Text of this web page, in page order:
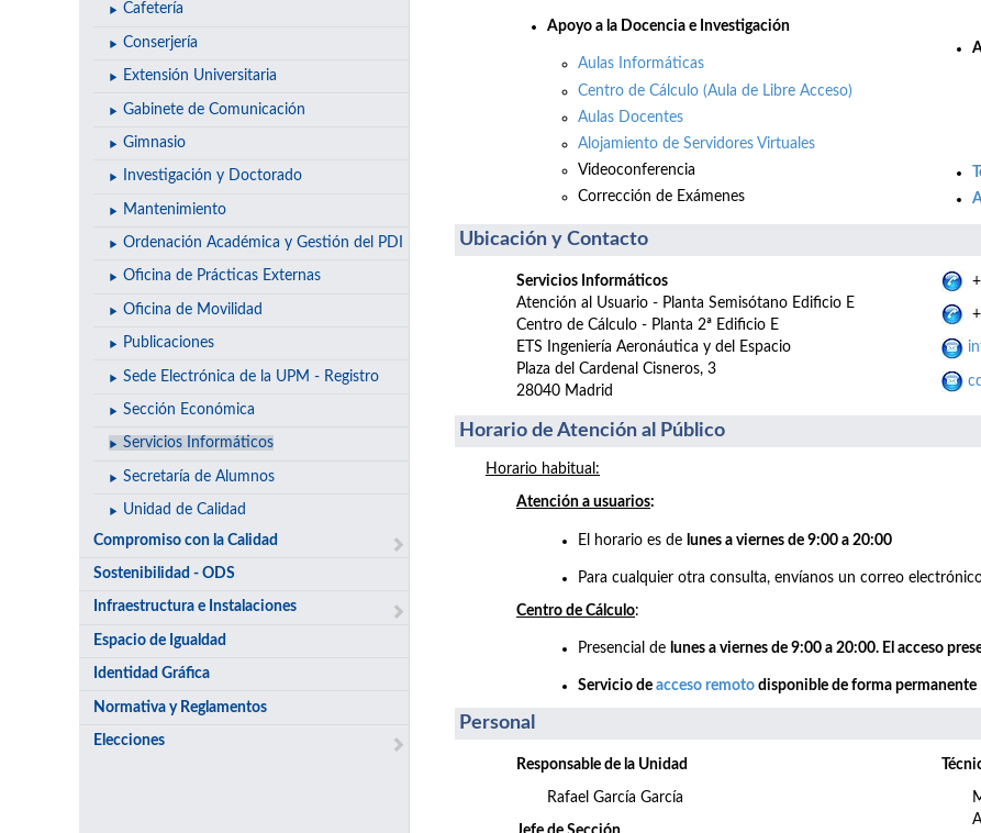
Cafetería
Conserjería
Extensión Universitaria
Gabinete de Comunicación
Gimnasio
Investigación y Doctorado
Mantenimiento
Ordenación Académica y Gestión del PDI
Oficina de Prácticas Externas
Oficina de Movilidad
Publicaciones
Sede Electrónica de la UPM - Registro
Sección Económica
Servicios Informáticos
Secretaría de Alumnos
Unidad de Calidad
Compromiso con la Calidad
Sostenibilidad - ODS
Infraestructura e Instalaciones
Espacio de Igualdad
Identidad Gráfica
Normativa y Reglamentos
Elecciones
Apoyo a la Docencia e Investigación
Aulas Informáticas
Centro de Cálculo (Aula de Libre Acceso)
Aulas Docentes
Alojamiento de Servidores Virtuales
Videoconferencia
Corrección de Exámenes
Ubicación y Contacto
Servicios Informáticos
Atención al Usuario - Planta Semisótano Edificio E
Centro de Cálculo - Planta 2ª Edificio E
ETS Ingeniería Aeronáutica y del Espacio
Plaza del Cardenal Cisneros, 3
28040 Madrid
Horario de Atención al Público
Horario habitual:
Atención a usuarios:
El horario es de lunes a viernes de 9:00 a 20:00
Para cualquier otra consulta, envíanos un correo
Centro de Cálculo:
Presencial de lunes a viernes de 9:00 a 20:00. El acceso
Servicio de acceso remoto disponible de forma permanente
Personal
Responsable de la Unidad
Rafael García García